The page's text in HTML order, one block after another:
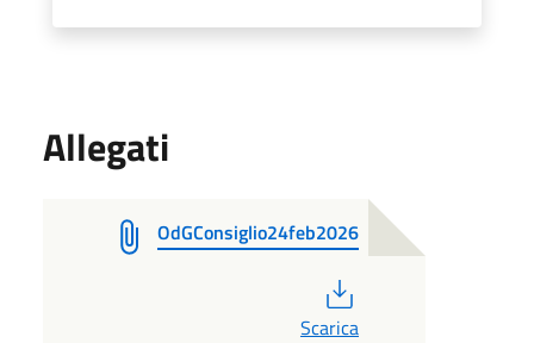
Allegati
OdGConsiglio24feb2026
Scarica